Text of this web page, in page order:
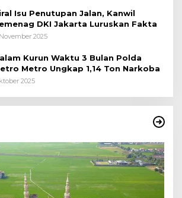
Isu Penutupan Jalan, Kanwil
DKI Jakarta Luruskan Fakta
2025
Kurun Waktu 3 Bulan Polda
Metro Ungkap 1,14 Ton Narkoba
2025